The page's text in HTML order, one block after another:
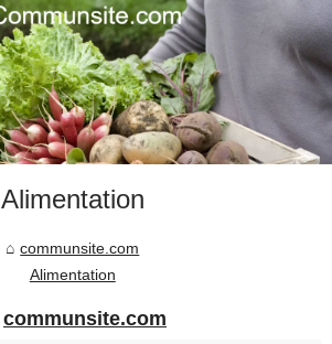
Alimentation
communsite.com
Alimentation
communsite.com